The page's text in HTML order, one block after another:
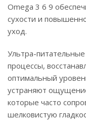
Omega 3 6 9
сухости и
уход.
Ультра-
процессы,
оптимальный
устраняют
которые часто
шелковистую